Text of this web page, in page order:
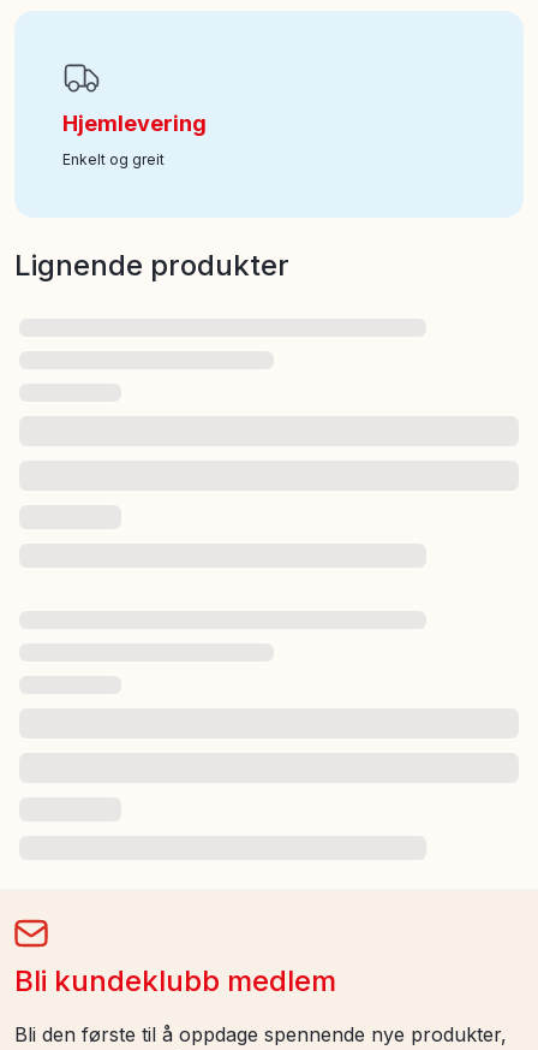
Hjemlevering
Enkelt og greit
Lignende produkter
Bli kundeklubb medlem
Bli den første til å oppdage spennende nye produkter,